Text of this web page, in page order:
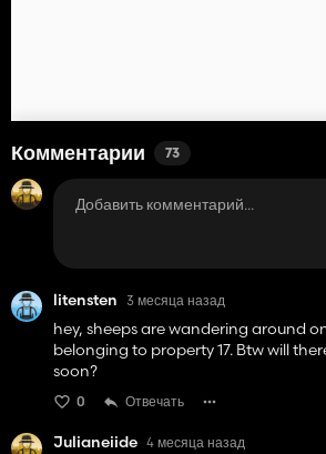
Комментарии 73
litensten 3 месяца назад
hey, sheeps are wandering around
belonging to property 17. Btw will
soon?
0 Отвечать
Julianeiide 4 месяца назад